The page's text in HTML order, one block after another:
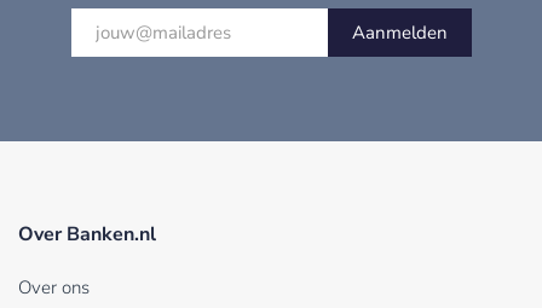
Aanmelden
Over Banken.nl
Over ons